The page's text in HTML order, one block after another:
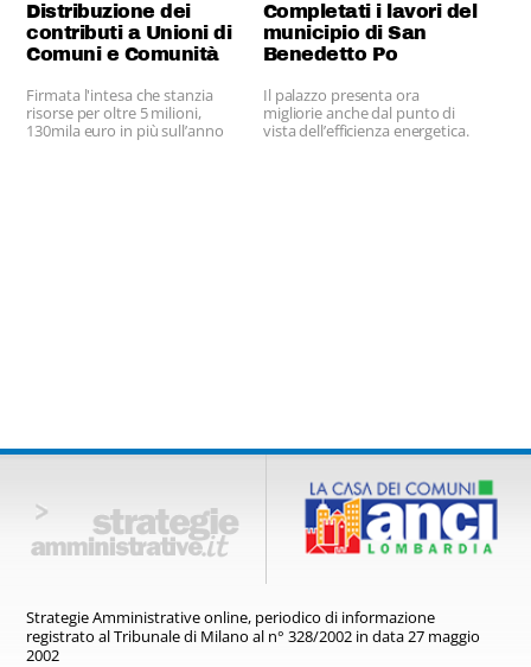
Distribuzione dei
contributi a Unioni di
Comuni e Comunità
Firmata l'intesa che stanzia
risorse per oltre 5 milioni,
130mila euro in più sull’anno
Completati i lavori del
municipio di San
Benedetto Po
Il palazzo presenta ora
migliorie anche dal punto di
vista dell’efficienza energetica.
Strategie Amministrative online, periodico di informazione
registratoal Tribunale di Milano al n° 328/2002 in data 27 maggio
2002